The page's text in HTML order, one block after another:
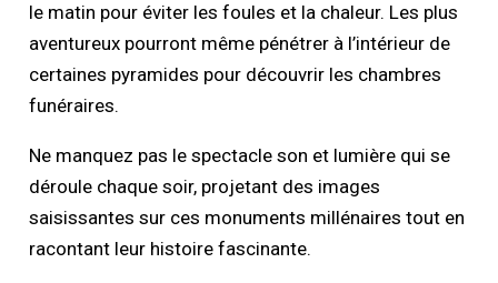
le matin pour éviter les foules et la chaleur. Les plus
aventureux pourront même pénétrer à l’intérieur de
certaines pyramides pour découvrir les chambres
funéraires.
Ne manquez pas le spectacle son et lumière qui se
déroule chaque soir, projetant des images
saisissantes sur ces monuments millénaires tout en
racontant leur histoire fascinante.